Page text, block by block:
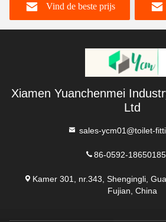
badkamerVind de beste prijs
Xiamen Yuanchenmei
Ltd
sales-ycm01@toilet-
86-0592-
Kamer 301, nr.343, Shengingli,
Fujian, China